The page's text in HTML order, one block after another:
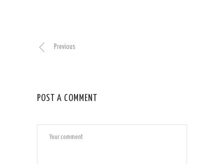
Previous
POST A COMMENT